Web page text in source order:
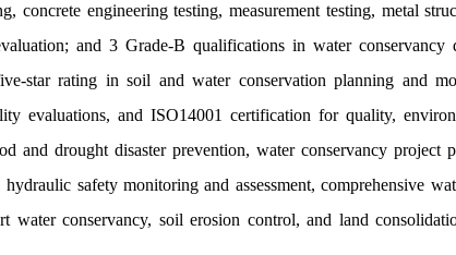
concrete engineering testing, measurement testing, metal
and 3 Grade-B qualifications in water conservancy
star rating in soil and water conservation planning and
evaluations, and ISO14001 certification for quality,
and drought disaster prevention, water conservancy project
safety monitoring and assessment, comprehensive
water conservancy, soil erosion control, and land